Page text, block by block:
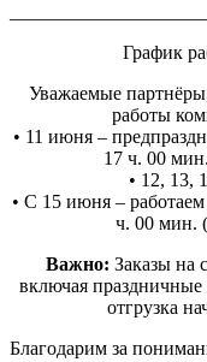
График
Уважаемые
работы
• 11 июня –
17 ч. 00
• 12, 13,
• С 15 июня –
ч. 00 мин.
Важно: Заказы на
включая
отгрузка
Благодарим за